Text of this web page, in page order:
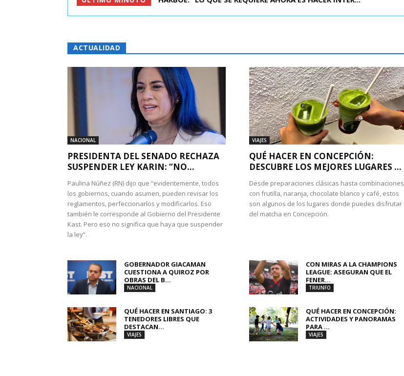
ACTUALIDAD
NACIONAL
PRESIDENTA DEL SENADO RECHAZA
SUSPENDER LEY KARIN: “NO...
Paulina Núñez (RN) dijo que “evidentemente, todos
los gobiernos, cuando asumen, pueden revisar los
reglamentos, perfeccionarlos y modificarlos. Eso
también le corresponde al Gobierno del Presidente
Kast. Pero eso no significa que haya que suspender
la ley”.
VIAJES
QUÉ HACER EN CONCEPCIÓN:
DESCUBRE LOS MEJORES LUGARES ...
Desde preparaciones clásicas hasta combinaciones
con frutilla, naranja, chocolate blanco y café, estos
son algunos de los lugares donde puedes disfrutar
del matcha en Concepción.
GOBERNADOR GIACAMAN
CUESTIONA A QUIROZ POR
OBRAS DEL B...
NACIONAL
CON MIRAS A LA CHAMPIONS
LEAGUE: ASEGURAN QUE EL
FENER...
TRIUNFO
QUÉ HACER EN SANTIAGO: 3
TENEDORES LIBRES QUE
DESTACAN...
VIAJES
QUÉ HACER EN CONCEPCIÓN:
ACTIVIDADES Y PANORAMAS
PARA ...
VIAJES